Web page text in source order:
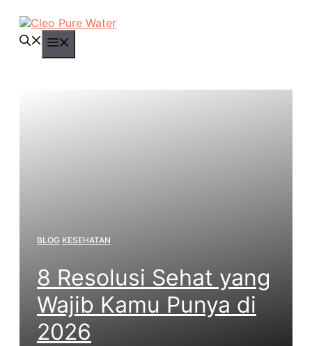
BLOG KESEHATAN
8 Resolusi Sehat yang
Wajib Kamu Punya di
2026